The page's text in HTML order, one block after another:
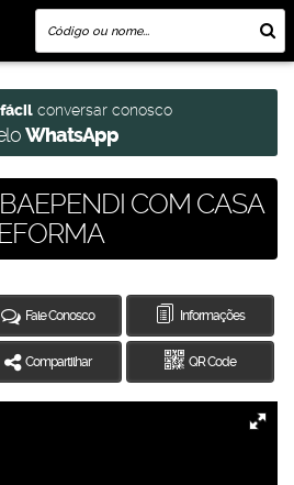
conversar conosco
WhatsApp
COM CASA
Fale Conosco Informações
Compartilhar QR Code